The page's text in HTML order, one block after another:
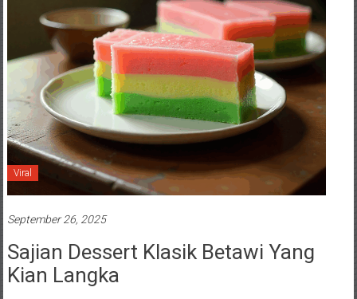
Viral
September 26, 2025
Sajian Dessert Klasik Betawi Yang
Kian Langka